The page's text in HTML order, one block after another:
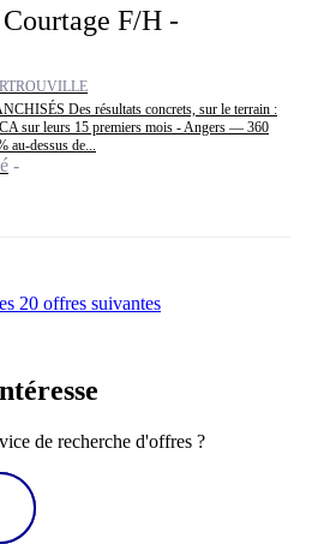
F/H -
Des résultats concrets, sur le terrain :
sur leurs 15 premiers mois - Angers — 360
au-dessus de...
20 offres suivantes
de recherche d'offres ?